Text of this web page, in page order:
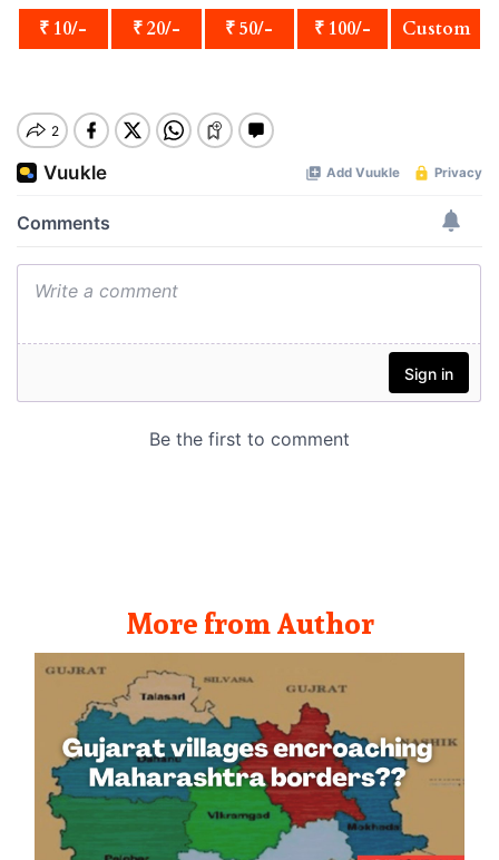
₹ 10/- ₹ 20/- ₹ 50/- ₹ 100/- Custom
More from Author